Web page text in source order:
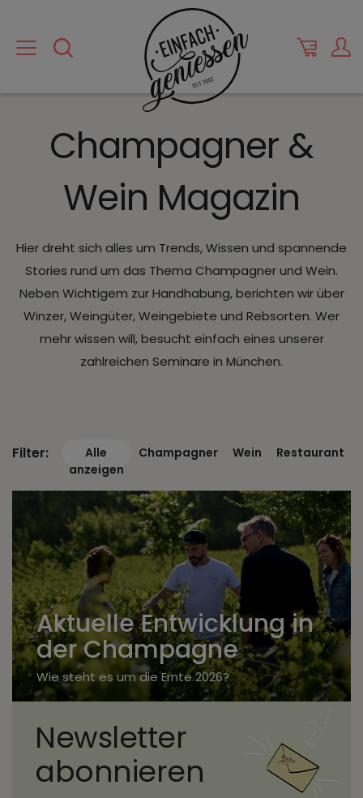
Champagner &
Wein Magazin
Hier dreht sich alles um Trends, Wissen und spannende
Stories rund um das Thema Champagner und Wein.
Neben Wichtigem zur Handhabung, berichten wir über
Winzer, Weingüter, Weingebiete und Rebsorten. Wer
mehr wissen will, besucht einfach eines unserer
zahlreichen Seminare in München.
Filter:
Alle
anzeigen
Champagner Wein Restaurant
Aktuelle Entwicklung in
der Champagne
Wie steht es um die Ernte 2026?
Newsletter
abonnieren